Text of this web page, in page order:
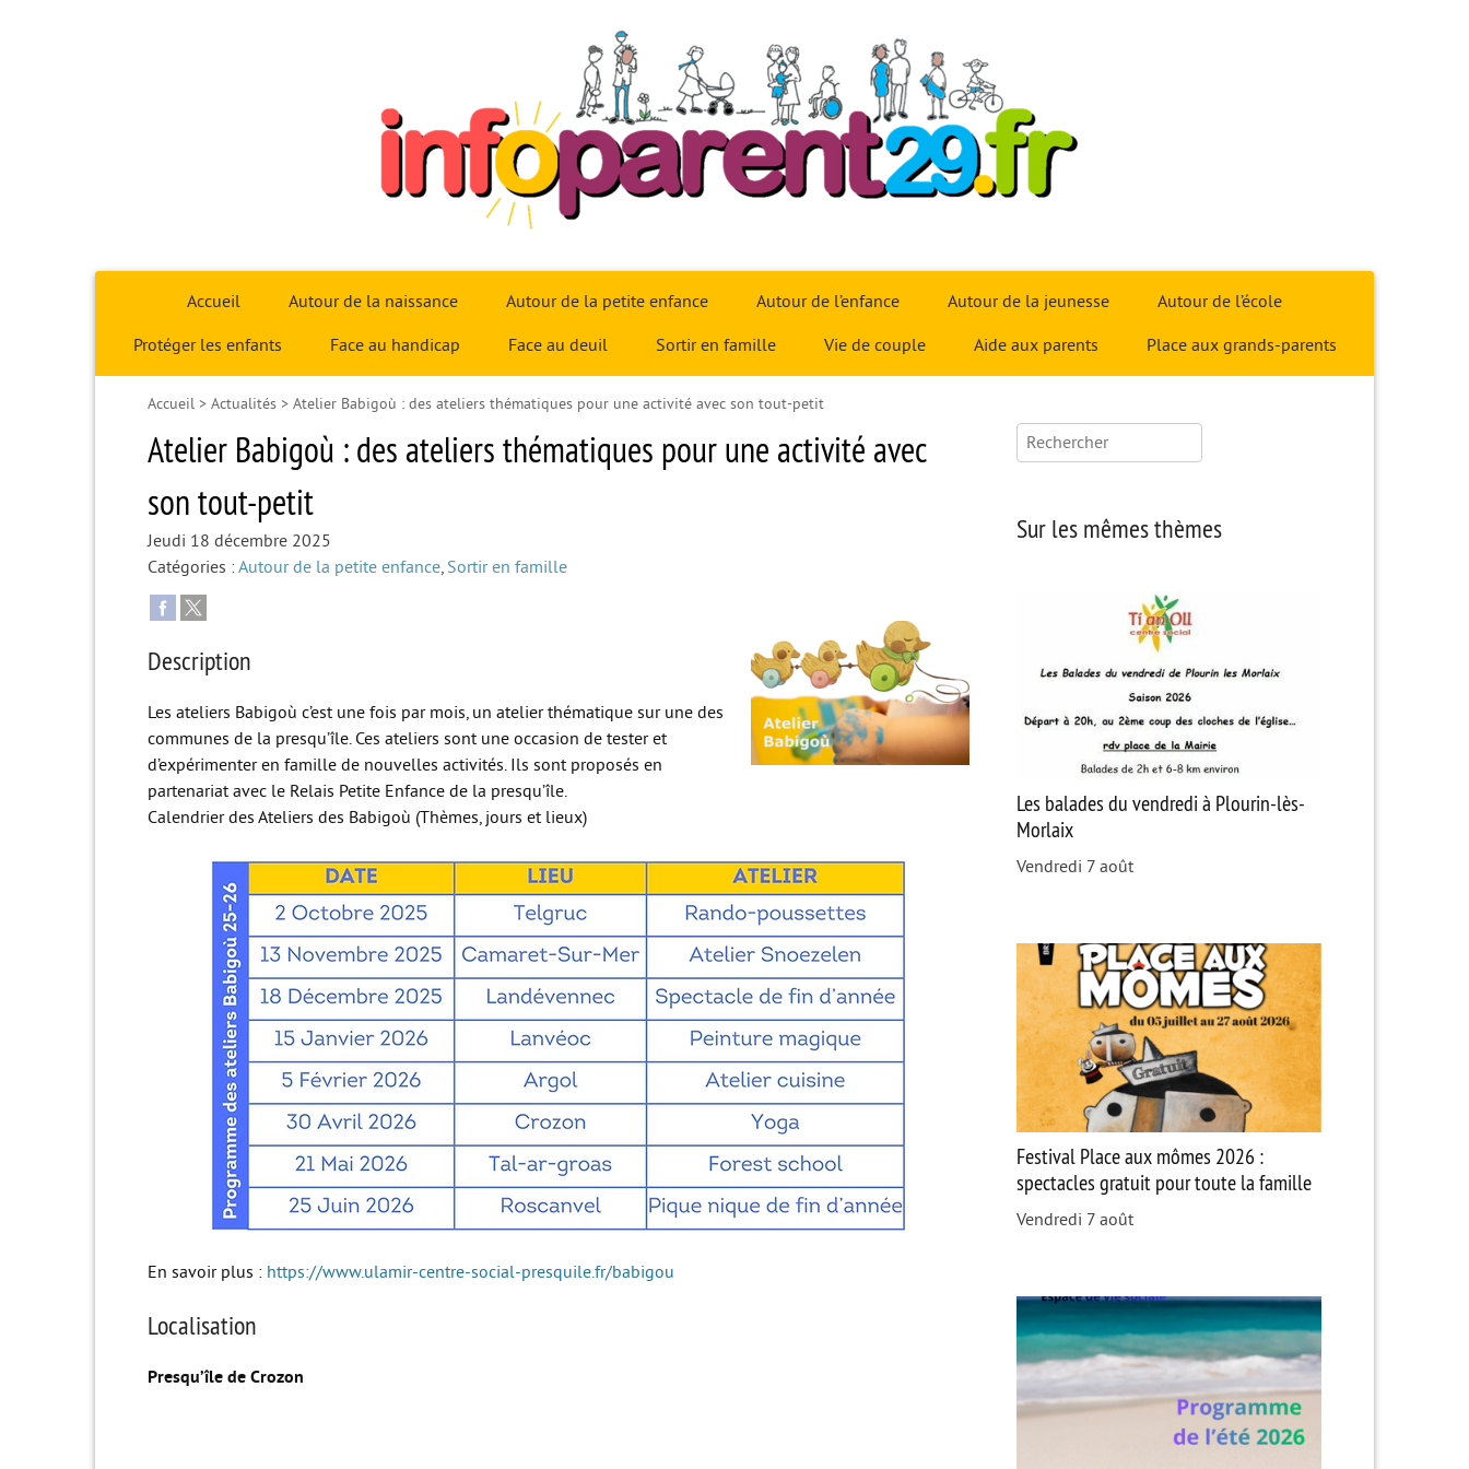
Infoparent29
Accueil Autour de la naissance Autour de la petite enfance Autour de l’enfance Autour de la jeunesse Autour de l’école
Protéger les enfants Face au handicap Face au deuil Sortir en famille Vie de couple Aide aux parents Place aux grands-parents
Accueil > Actualités > Atelier Babigoù : des ateliers thématiques pour une activité avec son tout-petit
Atelier Babigoù : des ateliers thématiques pour une activité avec
son tout-petit
Jeudi 18 décembre 2025
Catégories :Autour de la petite enfance, Sortir en famille
Description
Les ateliers Babigoù c’est une fois par mois, un atelier thématique sur une des
communes de la presqu’île. Ces ateliers sont une occasion de tester et
d’expérimenter en famille de nouvelles activités. Ils sont proposés en
partenariat avec le Relais Petite Enfance de la presqu’île.
Calendrier des Ateliers des Babigoù (Thèmes, jours et lieux)
En savoir plus : https://www.ulamir-centre-social-presquile.fr/babigou
Localisation
Presqu’île de Crozon
Rechercher :
Sur les mêmes thèmes
Les balades du vendredi à Plourin-lès-
Morlaix
Vendredi 7 août
Festival Place aux mômes 2026 :
spectacles gratuit pour toute la famille
Vendredi 7 août